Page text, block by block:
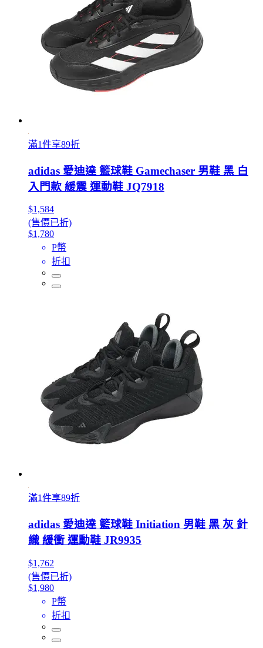
滿1件享89折
adidas 愛迪達 籃球鞋 Gamechaser 男鞋 黑 白
入門款 緩震 運動鞋 JQ7918
$1,584
(售價已折)
$1,780
P幣
折扣
滿1件享89折
adidas 愛迪達 籃球鞋 Initiation 男鞋 黑 灰 針
織 緩衝 運動鞋 JR9935
$1,762
(售價已折)
$1,980
P幣
折扣